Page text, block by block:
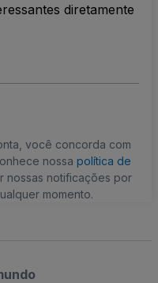
diretamente
você concorda com
nossa política de
nossas notificações por
momento.